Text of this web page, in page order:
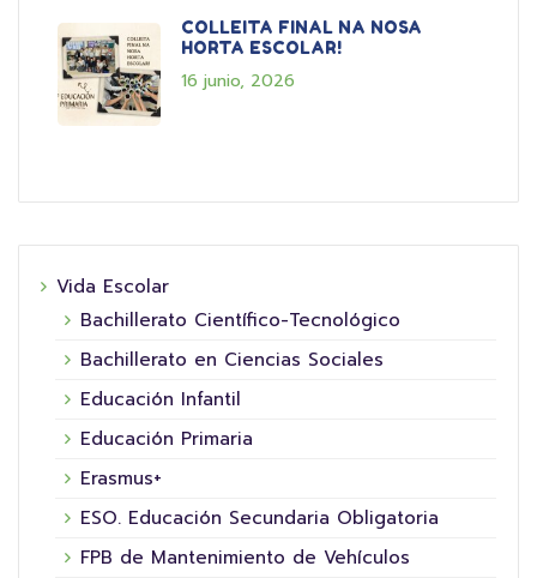
COLLEITA FINAL NA NOSA
HORTA ESCOLAR!
16 junio, 2026
Vida Escolar
Bachillerato Científico-Tecnológico
Bachillerato en Ciencias Sociales
Educación Infantil
Educación Primaria
Erasmus+
ESO. Educación Secundaria Obligatoria
FPB de Mantenimiento de Vehículos